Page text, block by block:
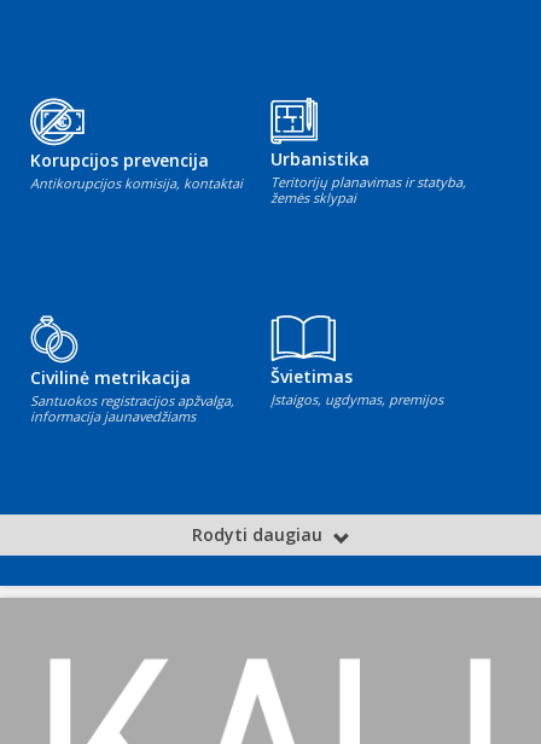
Korupcijos prevencija
Antikorupcijos komisija, kontaktai
Urbanistika
Teritorijų planavimas ir statyba,
žemės sklypai
Civilinė metrikacija
Santuokos registracijos apžvalga,
informacija jaunavedžiams
Švietimas
Įstaigos, ugdymas, premijos
Rodyti daugiau